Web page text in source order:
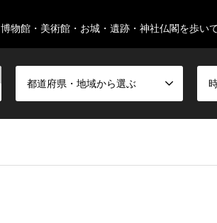
博物館・美術館・お城・遺跡・神社仏閣を歩い
都道府県・地域から選ぶ